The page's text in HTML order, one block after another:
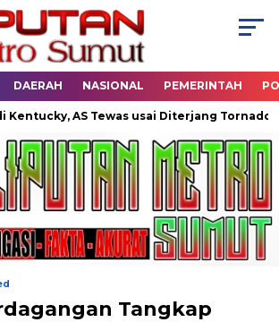
DAERAH NASIONAL PEMERINTAH
AS Tewas usai Diterjang Tornado Dahsyat
Tangkap